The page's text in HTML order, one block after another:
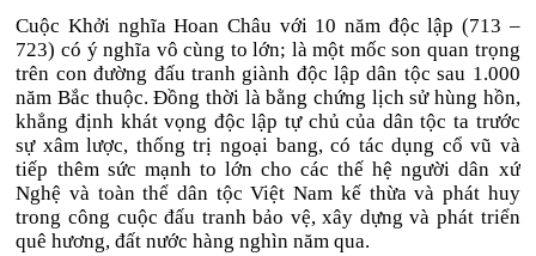
Cuộc Khởi nghĩa Hoan Châu với 10 năm độc lập (713 –
723) có ý nghĩa vô cùng to lớn; là một mốc son quan trọng
trên con đường đấu tranh giành độc lập dân tộc sau 1.000
năm Bắc thuộc. Đồng thời là bằng chứng lịch sử hùng hồn,
khẳng định khát vọng độc lập tự chủ của dân tộc ta trước
sự xâm lược, thống trị ngoại bang, có tác dụng cổ vũ và
tiếp thêm sức mạnh to lớn cho các thế hệ người dân xứ
Nghệ và toàn thể dân tộc Việt Nam kế thừa và phát huy
trong công cuộc đấu tranh bảo vệ, xây dựng và phát triển
quê hương, đất nước hàng nghìn năm qua.